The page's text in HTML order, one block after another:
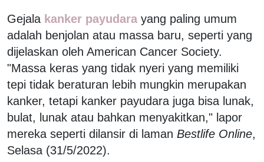
Gejala kanker payudara yang paling umum
adalah benjolan atau massa baru, seperti yang
dijelaskan oleh American Cancer Society.
"Massa keras yang tidak nyeri yang memiliki
tepi tidak beraturan lebih mungkin merupakan
kanker, tetapi kanker payudara juga bisa lunak,
bulat, lunak atau bahkan menyakitkan," lapor
mereka seperti dilansir di laman Bestlife Online,
Selasa (31/5/2022).